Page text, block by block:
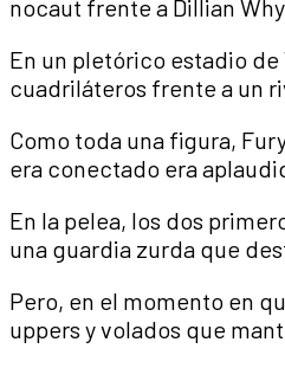
nocaut frente a Dillian
En un pletórico estadio de
cuadriláteros frente a un
Como toda una figura,
era conectado era
En la pelea, los dos
una guardia zurda que
Pero, en el momento en
uppers y volados que